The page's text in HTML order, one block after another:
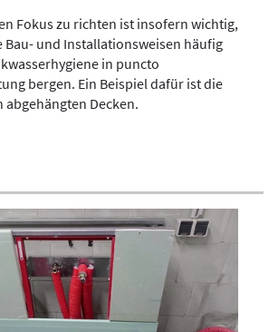
Fokus zu richten ist insofern wichtig,
Bau- und Installationsweisen häufig
in puncto
bergen. Ein Beispiel dafür ist die
Decken.